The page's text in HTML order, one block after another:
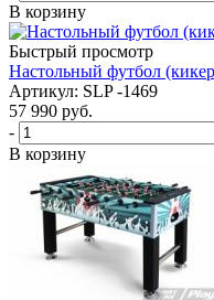
В корзину
Быстрый просмотр
Настольный футбол
Артикул: SLP -1469
57 990 руб.
-
В корзину